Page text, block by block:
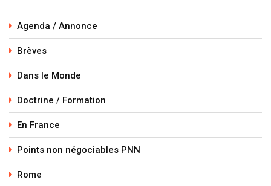
Agenda / Annonce
Brèves
Dans le Monde
Doctrine / Formation
En France
Points non négociables PNN
Rome